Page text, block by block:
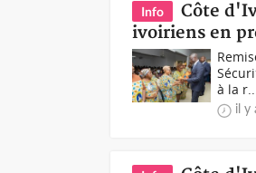
Info
Côte
ivoiriens en
à la
il y